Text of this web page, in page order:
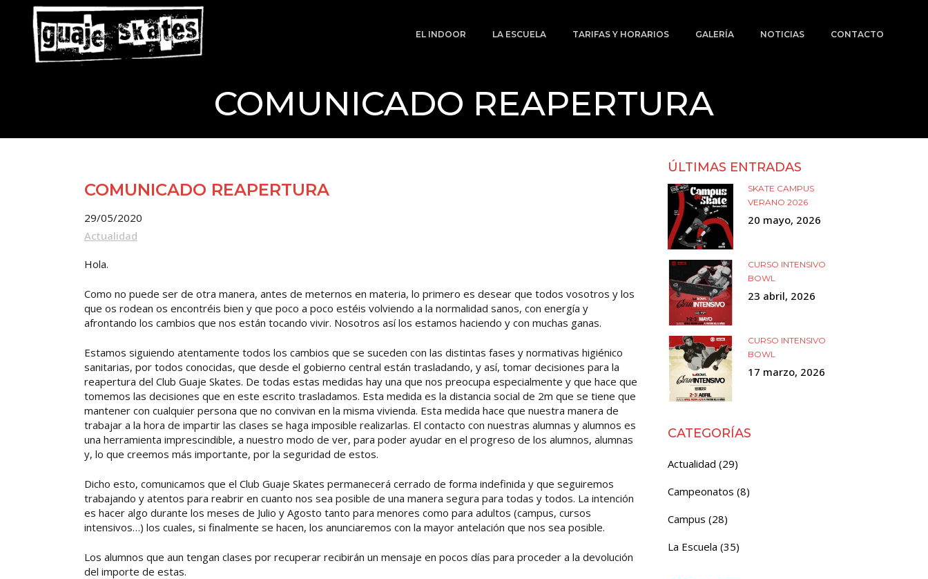
EL INDOOR LA ESCUELA TARIFAS Y HORARIOS GALERÍA NOTICIAS CONTACTO
COMUNICADO REAPERTURA
COMUNICADO REAPERTURA
29/05/2020
Actualidad
Hola.
Como no puede ser de otra manera, antes de meternos en materia, lo primero es desear que todos vosotros y los
que os rodean os encontréis bien y que poco a poco estéis volviendo a la normalidad sanos, con energía y
afrontando los cambios que nos están tocando vivir. Nosotros así los estamos haciendo y con muchas ganas.
Estamos siguiendo atentamente todos los cambios que se suceden con las distintas fases y normativas higiénico
sanitarias, por todos conocidas, que desde el gobierno central están trasladando, y así, tomar decisiones para la
reapertura del Club Guaje Skates. De todas estas medidas hay una que nos preocupa especialmente y que hace que
tomemos las decisiones que en este escrito trasladamos. Esta medida es la distancia social de 2m que se tiene que
mantener con cualquier persona que no convivan en la misma vivienda. Esta medida hace que nuestra manera de
trabajar a la hora de impartir las clases se haga imposible realizarlas. El contacto con nuestras alumnas y alumnos es
una herramienta imprescindible, a nuestro modo de ver, para poder ayudar en el progreso de los alumnos, alumnas
y, lo que creemos más importante, por la seguridad de estos.
Dicho esto, comunicamos que el Club Guaje Skates permanecerá cerrado de forma indefinida y que seguiremos
trabajando y atentos para reabrir en cuanto nos sea posible de una manera segura para todas y todos. La intención
es hacer algo durante los meses de Julio y Agosto tanto para menores como para adultos (campus, cursos
intensivos…) los cuales, si finalmente se hacen, los anunciaremos con la mayor antelación que nos sea posible.
Los alumnos que aun tengan clases por recuperar recibirán un mensaje en pocos días para proceder a la devolución
del importe de estas.
ÚLTIMAS ENTRADAS
SKATE CAMPUS
VERANO 2026
20 mayo, 2026
CURSO INTENSIVO
BOWL
23 abril, 2026
CURSO INTENSIVO
BOWL
17 marzo, 2026
CATEGORÍAS
Actualidad (29)
Campeonatos (8)
Campus (28)
La Escuela (35)